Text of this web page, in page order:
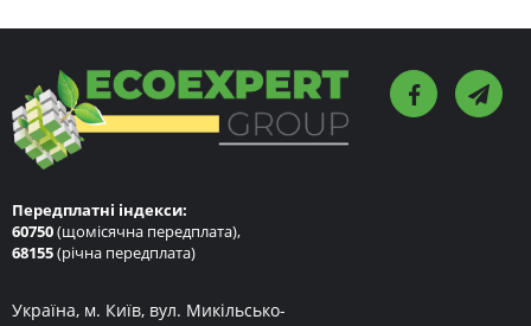
Передплатні індекси:
60750(щомісячна передплата),
68155(річна передплата)
Україна, м. Київ, вул. Микільсько-